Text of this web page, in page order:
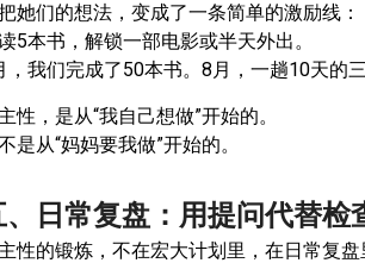
她们的想法，变成了一条简单的激励线：
5本书，解锁一部电影或半天外出。
，我们完成了50本书。8月，一趟10天的三
性，是从“我自己想做”开始的。
是从“妈妈要我做”开始的。
日常复盘：用提问代替检
性的锻炼，不在宏大计划里，在日常复盘